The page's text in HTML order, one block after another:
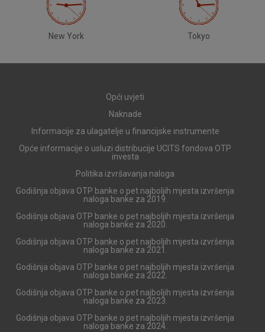
New York Tokyo
Opći uvjeti
Naknade
Informacije za ulagatelje u financijske instrumente
Opće informacije o usluzi distribucije UCITS fondova OTP
investa
Politika izvršavanja naloga
Godišnja objava OTP banke o pet najboljih mjesta izvršenja
naloga banke za 2019.
Godišnja objava OTP banke o pet najboljih mjesta izvršenja
naloga banke za 2020.
Godišnja objava OTP banke o pet najboljih mjesta izvršenja
naloga banke za 2021.
Godišnja objava OTP banke o pet najboljih mjesta izvršenja
naloga banke za 2022.
Godišnja objava OTP banke o pet najboljih mjesta izvršenja
naloga banke za 2023.
Godišnja objava OTP banke o pet najboljih mjesta izvršenja
naloga banke za 2024.